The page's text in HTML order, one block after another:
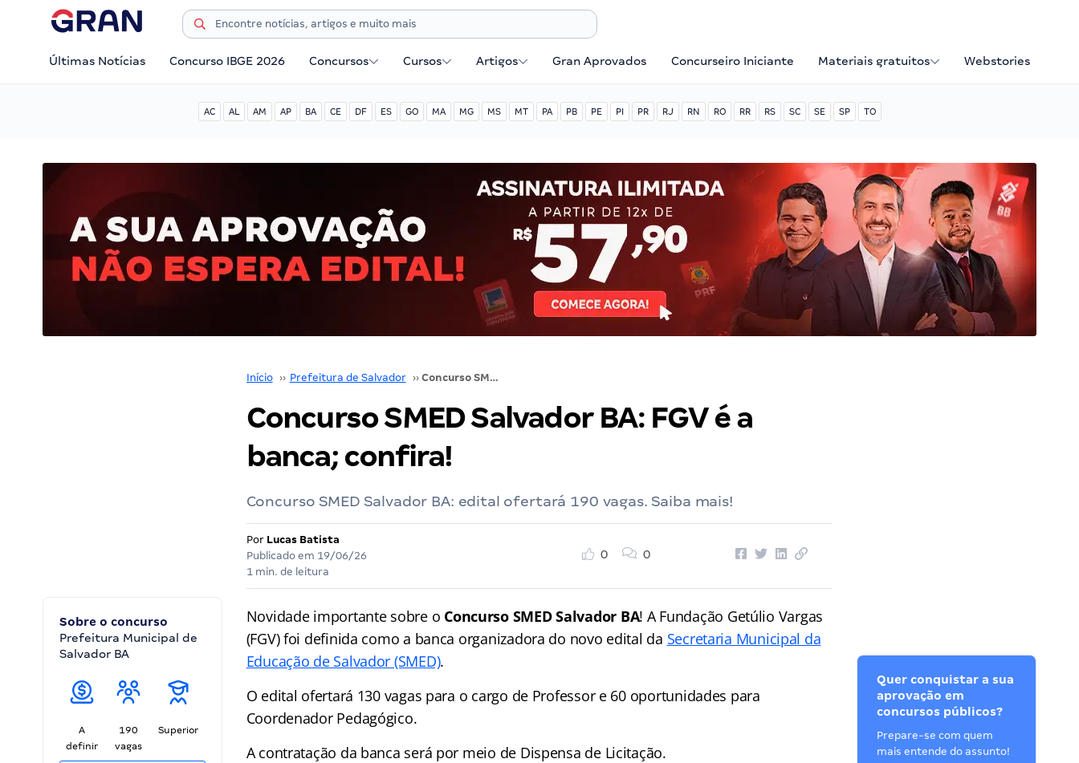
Últimas Notícias Concurso IBGE 2026 Concursos Cursos Artigos Gran Aprovados Concurseiro Iniciante Materiais gratuitos Webstories
AC AL AM AP BA CE DF ES GO MA MG MS MT PA PB PE PI PR RJ RN RO RR RS SC SE SP TO
Início ›› Prefeitura de Salvador ›› Concurso SMED Salvador BA: FGV é a banca; confira!
Concurso SMED Salvador BA: FGV é a
banca; confira!
Concurso SMED Salvador BA: edital ofertará 190 vagas. Saiba mais!
Por Lucas Batista
Publicado em 19/06/26
1 min. de leitura
0 0
Sobre o concurso
Prefeitura Municipal de
Salvador BA
A
definir
190
vagas
Superior
Novidade importante sobre o Concurso SMED Salvador BA! A Fundação Getúlio Vargas
(FGV) foi definida como a banca organizadora do novo edital da Secretaria Municipal da
Educação de Salvador (SMED).
O edital ofertará 130 vagas para o cargo de Professor e 60 oportunidades para
Coordenador Pedagógico.
A contratação da banca será por meio de Dispensa de Licitação.
Quer conquistar a sua
aprovação em
concursos públicos?
Prepare-se com quem
mais entende do assunto!